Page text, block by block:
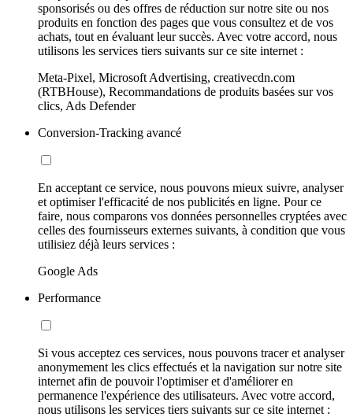
sponsorisés ou des offres de réduction sur notre site ou nos
produits en fonction des pages que vous consultez et de vos
achats, tout en évaluant leur succès. Avec votre accord, nous
utilisons les services tiers suivants sur ce site internet :
Meta-Pixel, Microsoft Advertising, creativecdn.com
(RTBHouse), Recommandations de produits basées sur vos
clics, Ads Defender
Conversion-Tracking avancé
En acceptant ce service, nous pouvons mieux suivre, analyser
et optimiser l'efficacité de nos publicités en ligne. Pour ce
faire, nous comparons vos données personnelles cryptées avec
celles des fournisseurs externes suivants, à condition que vous
utilisiez déjà leurs services :
Google Ads
Performance
Si vous acceptez ces services, nous pouvons tracer et analyser
anonymement les clics effectués et la navigation sur notre site
internet afin de pouvoir l'optimiser et d'améliorer en
permanence l'expérience des utilisateurs. Avec votre accord,
nous utilisons les services tiers suivants sur ce site internet :